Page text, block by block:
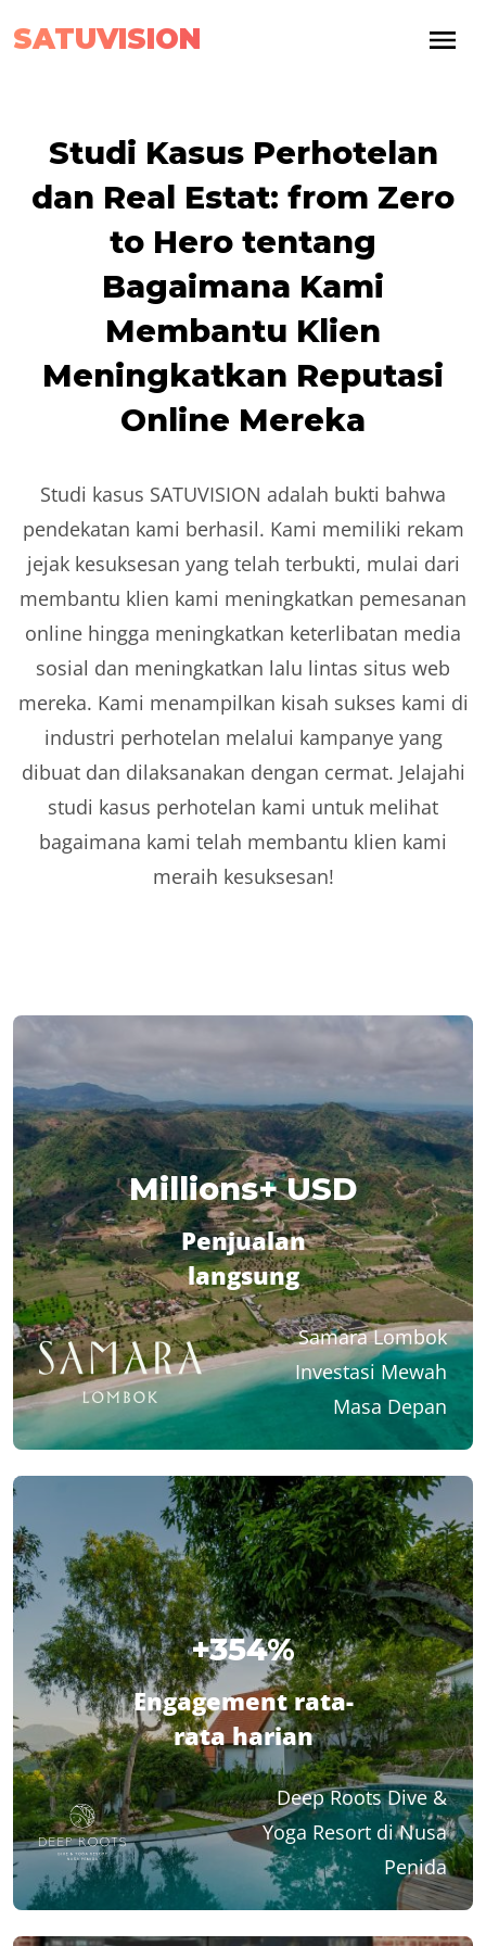
SATUVISION
Studi Kasus Perhotelan
dan Real Estat: from Zero
to Hero tentang
Bagaimana Kami
Membantu Klien
Meningkatkan Reputasi
Online Mereka
Studi kasus SATUVISION adalah bukti bahwa
pendekatan kami berhasil. Kami memiliki rekam
jejak kesuksesan yang telah terbukti, mulai dari
membantu klien kami meningkatkan pemesanan
online hingga meningkatkan keterlibatan media
sosial dan meningkatkan lalu lintas situs web
mereka. Kami menampilkan kisah sukses kami di
industri perhotelan melalui kampanye yang
dibuat dan dilaksanakan dengan cermat. Jelajahi
studi kasus perhotelan kami untuk melihat
bagaimana kami telah membantu klien kami
meraih kesuksesan!
Millions+ USD
Penjualan
langsung
Samara Lombok
Investasi Mewah
Masa Depan
+354%
Engagement rata-
rata harian
Deep RootsDive &
Yoga Resort di Nusa
Penida